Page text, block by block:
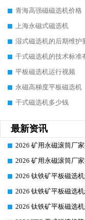
青海高强磁磁选机价格
上海永磁式磁选机
干式磁选机的技术标准
平板磁选机运行视频
永磁高梯度平板磁选机
干式磁选机多少钱
最新资讯
2026 矿用永磁滚筒厂
2026 矿用永磁滚筒厂
2026 钛铁矿平板磁选
2026 钛铁矿平板磁选
2026 钛铁矿平板磁选